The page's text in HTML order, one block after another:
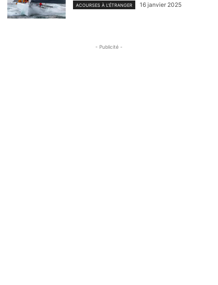
ACOURSES À L'ÉTRANGER 16 janvier 2025
- Publicité -